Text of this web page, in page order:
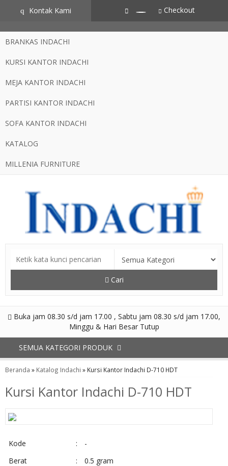
CZSZneA0L2iOfvN5RZSxYVS3hlCgtJbz-AXdpJhJNME
q Kontak Kami Checkout
BRANKAS INDACHI
KURSI KANTOR INDACHI
MEJA KANTOR INDACHI
PARTISI KANTOR INDACHI
SOFA KANTOR INDACHI
KATALOG
MILLENIA FURNITURE
Cari
Buka jam 08.30 s/d jam 17.00 , Sabtu jam 08.30 s/d jam 17.00,
Minggu & Hari Besar Tutup
SEMUA KATEGORI PRODUK
Beranda » Katalog Indachi » Kursi Kantor Indachi D-710 HDT
Kursi Kantor Indachi D-710 HDT
Kode :
-
Berat
:
0.5 gram